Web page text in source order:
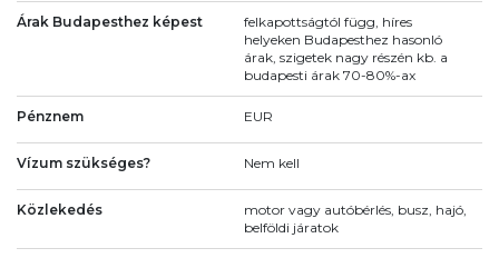
Árak Budapesthez képest
felkapottságtól függ, híres
helyeken Budapesthez hasonló
árak, szigetek nagy részén kb. a
budapesti árak 70-80%-ax
Pénznem EUR
Vízum szükséges? Nem kell
Közlekedés
motor vagy autóbérlés, busz, hajó,
belföldi járatok